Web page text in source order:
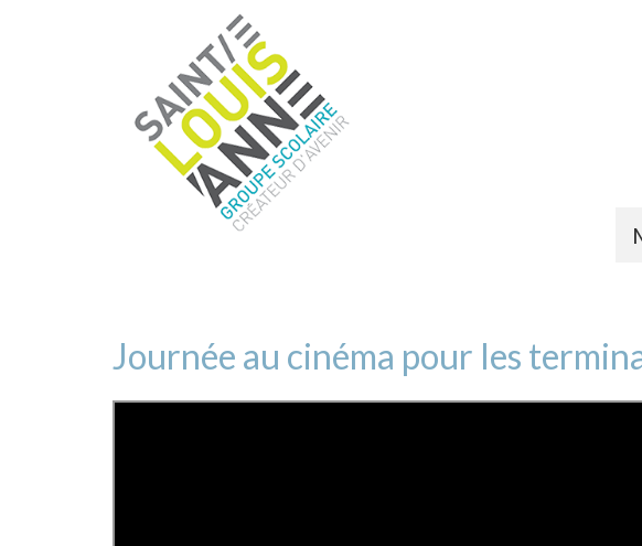
Journée au cinéma pour les